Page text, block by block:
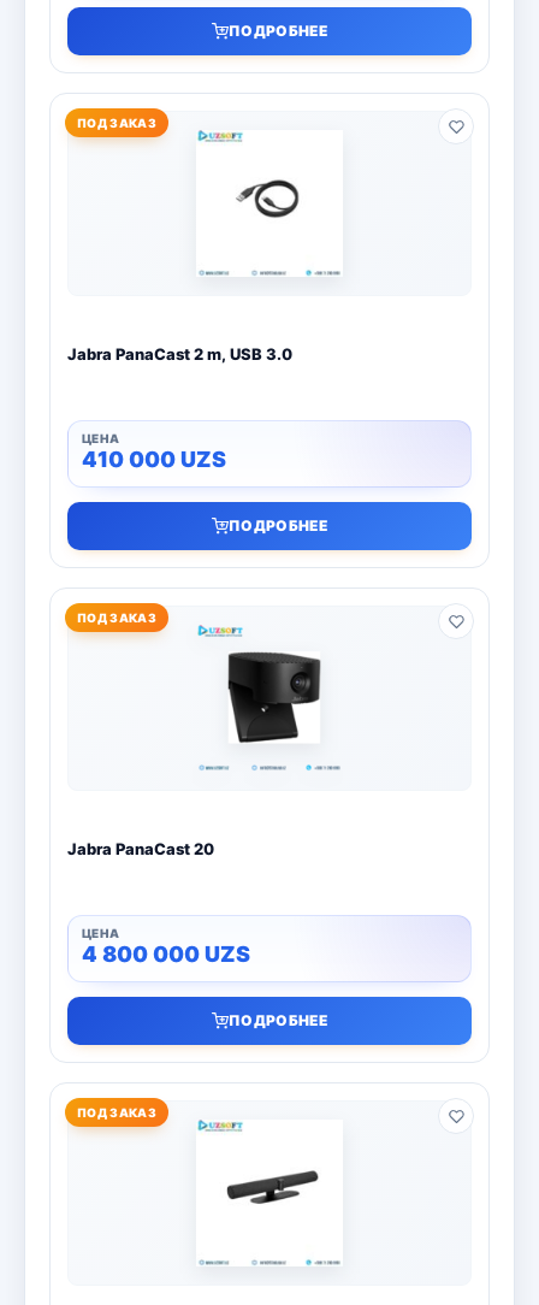
ПОДРОБНЕЕ
ПОД ЗАКАЗ
Jabra PanaCast 2 m, USB 3.0
410 000UZS
ПОДРОБНЕЕ
ПОД ЗАКАЗ
Jabra PanaCast 20
4 800 000UZS
ПОДРОБНЕЕ
ПОД ЗАКАЗ